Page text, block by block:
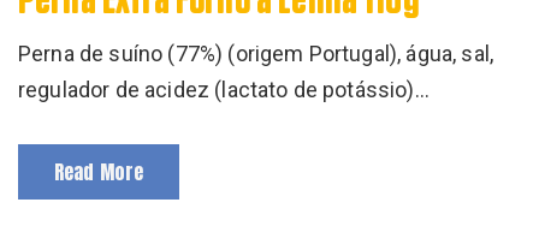
Perna de suíno (77%) (origem Portugal), água, sal,
regulador de acidez (lactato de potássio)…
Read More